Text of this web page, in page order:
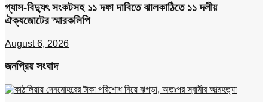
গ্যাস-বিদ্যুৎ সংকটসহ ১১ দফা দাবিতে ঝালকাঠিতে ১১ দলীয়
ঐক্যজোটের স্মারকলিপি
August 6, 2026
জনপ্রিয় সংবাদ